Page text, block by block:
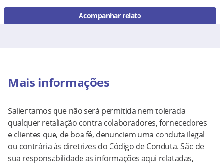
Acompanhar relato
Mais informações
Salientamos que não será permitida nem tolerada
qualquer retaliação contra colaboradores, fornecedores
e clientes que, de boa fé, denunciem uma conduta ilegal
ou contrária às diretrizes do Código de Conduta. São de
sua responsabilidade as informações aqui relatadas,